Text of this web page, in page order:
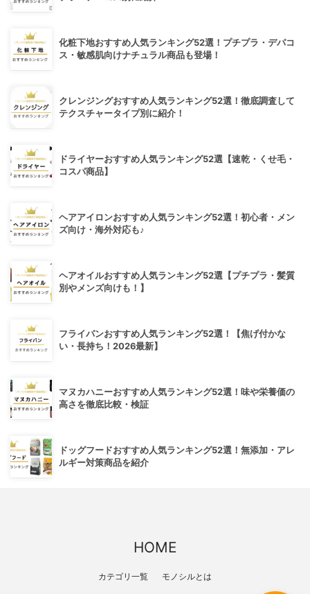
化粧下地おすすめ人気ランキング52選！プチプラ・デパコ
ス・敏感肌向けナチュラル商品も登場！
クレンジングおすすめ人気ランキング52選！徹底調査して
テクスチャータイプ別に紹介！
ドライヤーおすすめ人気ランキング52選【速乾・くせ毛・
コスパ商品】
ヘアアイロンおすすめ人気ランキング52選！初心者・メン
ズ向け・海外対応も♪
ヘアオイルおすすめ人気ランキング52選【プチプラ・髪質
別やメンズ向けも！】
フライパンおすすめ人気ランキング52選！【焦げ付かな
い・長持ち！2026最新】
マヌカハニーおすすめ人気ランキング52選！味や栄養価の
高さを徹底比較・検証
ドッグフードおすすめ人気ランキング52選！無添加・アレ
ルギー対策商品を紹介
HOME
カテゴリ一覧 モノシルとは